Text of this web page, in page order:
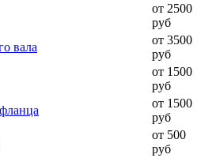
от 2500
руб
вала
от 3500
руб
от 1500
руб
от 1500
руб
от 500
руб